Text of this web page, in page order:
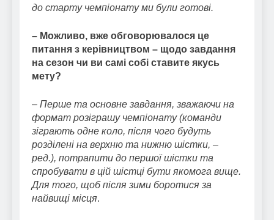
до старту чемпіонату ми були готові.
– Можливо, вже обговорювалося це
питання з керівництвом – щодо завдання
на сезон чи ви самі собі ставите якусь
мету?
– Перше та основне завдання, зважаючи на
формат розіграшу чемпіонату (команди
зіграють одне коло, після чого будуть
розділені на верхню та нижню шістки, –
ред.), потрапити до першої шістки та
спробувати в цій шістці бути якомога вище.
Для того, щоб після зими боротися за
найвищі місця.